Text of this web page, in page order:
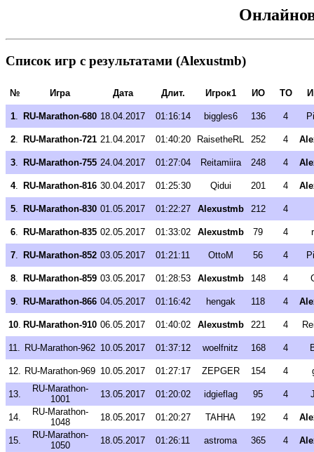
Список игр с результатами (Alexustmb)
№ Игра Дата Длит. Игрок1 ИО ТО
1. RU-Marathon-680 18.04.2017 01:16:14 biggles6 136 4
2. RU-Marathon-721 21.04.2017 01:40:20 RaisetheRL 252 4
3. RU-Marathon-755 24.04.2017 01:27:04 Reitamiira 248 4
4. RU-Marathon-816 30.04.2017 01:25:30 Qidui 201 4
5. RU-Marathon-830 01.05.2017 01:22:27 Alexustmb 212 4
6. RU-Marathon-835 02.05.2017 01:33:02 Alexustmb 79 4
7. RU-Marathon-852 03.05.2017 01:21:11 OttoM 56 4
8. RU-Marathon-859 03.05.2017 01:28:53 Alexustmb 148 4
9. RU-Marathon-866 04.05.2017 01:16:42 hengak 118 4
10. RU-Marathon-910 06.05.2017 01:40:02 Alexustmb 221 4
11. RU-Marathon-962 10.05.2017 01:37:12 woelfnitz 168 4
12. RU-Marathon-969 10.05.2017 01:27:17 ZEPGER 154 4
13.
RU-Marathon-
1001
13.05.2017 01:20:02 idgieflag 95 4
14.
RU-Marathon-
1048
18.05.2017 01:20:27 TAHHA 192 4
15.
RU-Marathon-
1050
18.05.2017 01:26:11 astroma 365 4